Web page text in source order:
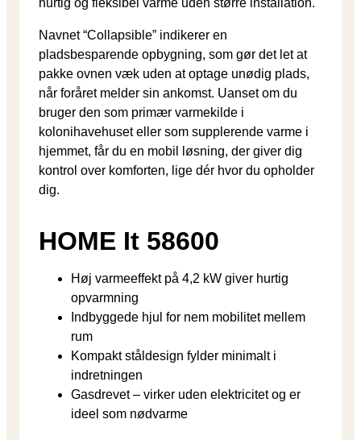
Navnet “Collapsible” indikerer en
pladsbesparende opbygning, som gør det let at
pakke ovnen væk uden at optage unødig plads,
når foråret melder sin ankomst. Uanset om du
bruger den som primær varmekilde i
kolonihavehuset eller som supplerende varme i
hjemmet, får du en mobil løsning, der giver dig
kontrol over komforten, lige dér hvor du opholder
dig.
HOME It 58600
Høj varmeeffekt på 4,2 kW giver hurtig
opvarmning
Indbyggede hjul for nem mobilitet mellem
rum
Kompakt ståldesign fylder minimalt i
indretningen
Gasdrevet – virker uden elektricitet og er
ideel som nødvarme